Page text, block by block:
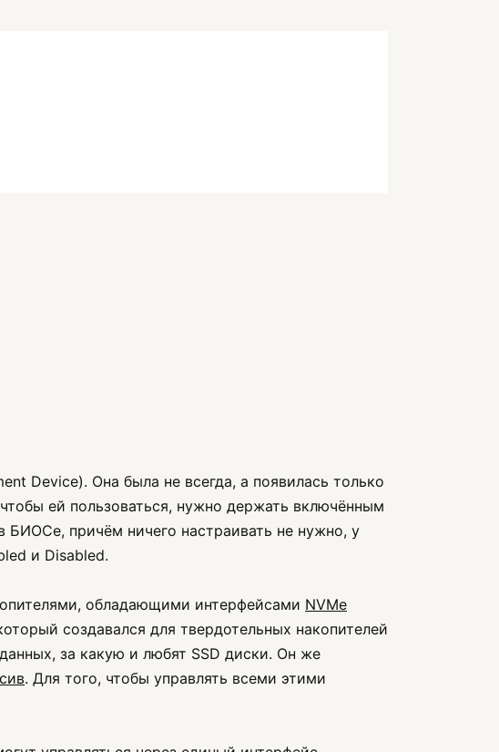
Device). Она была не всегда, а появилась только
ей пользоваться, нужно держать включённым
БИОСе, причём ничего настраивать не нужно, у
и Disabled.
обладающими интерфейсами NVMe
создавался для твердотельных накопителей
за какую и любят SSD диски. Он же
. Для того, чтобы управлять всеми этими